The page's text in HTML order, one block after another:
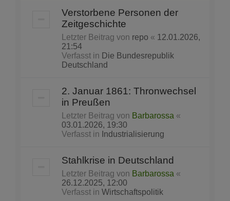
Verstorbene Personen der
Zeitgeschichte
Letzter Beitrag von repo « 12.01.2026,
21:54
Verfasst in Die Bundesrepublik
Deutschland
2. Januar 1861: Thronwechsel
in Preußen
Letzter Beitrag von Barbarossa «
03.01.2026, 19:30
Verfasst in Industrialisierung
Stahlkrise in Deutschland
Letzter Beitrag von Barbarossa «
26.12.2025, 12:00
Verfasst in Wirtschaftspolitik